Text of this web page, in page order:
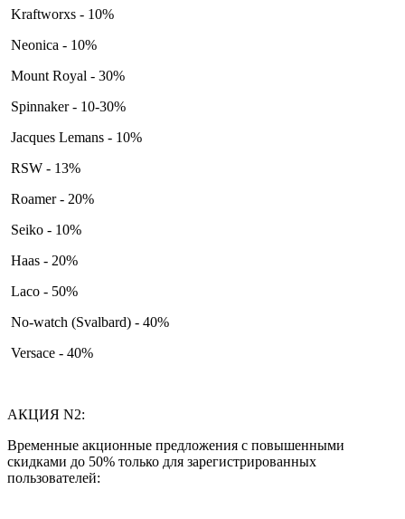
Kraftworxs - 10%
Neonica - 10%
Mount Royal - 30%
Spinnaker - 10-30%
Jacques Lemans - 10%
RSW - 13%
Roamer - 20%
Seiko - 10%
Haas - 20%
Laco - 50%
No-watch (Svalbard) - 40%
Versace - 40%
АКЦИЯ N2:
Временные акционные предложения с повышенными
скидками до 50% только для зарегистрированных
пользователей: